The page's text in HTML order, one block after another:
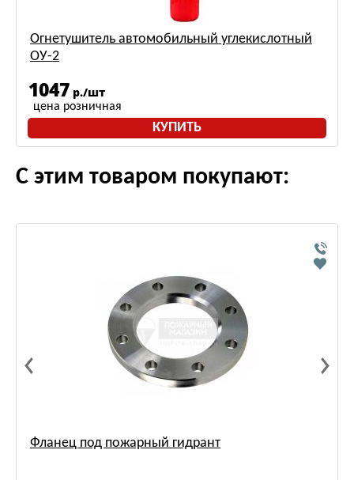
Огнетушитель автомобильный углекислотный
ОУ-2
1047 р./шт
цена розничная
КУПИТЬ
С этим товаром покупают:
Фланец под пожарный гидрант